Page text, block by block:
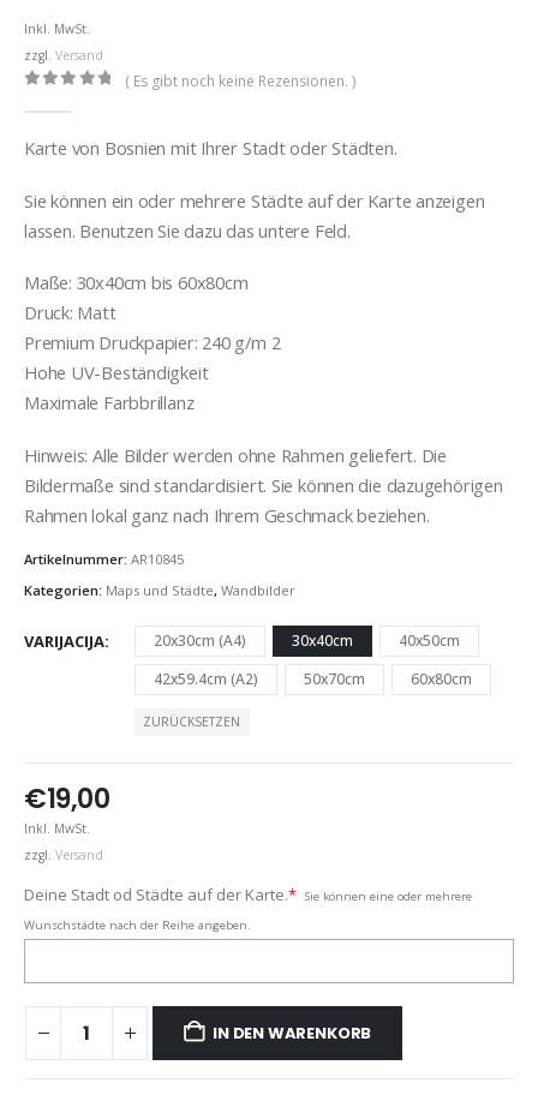
Inkl. MwSt.
zzgl. Versand
( Es gibt noch keine Rezensionen. )
Karte von Bosnien mit Ihrer Stadt oder Städten.
Sie können ein oder mehrere Städte auf der Karte anzeigen
lassen. Benutzen Sie dazu das untere Feld.
Maße: 30x40cm bis 60x80cm
Druck: Matt
Premium Druckpapier: 240 g/m 2
Hohe UV-Beständigkeit
Maximale Farbbrillanz
Hinweis: Alle Bilder werden ohne Rahmen geliefert. Die
Bildermaße sind standardisiert. Sie können die dazugehörigen
Rahmen lokal ganz nach Ihrem Geschmack beziehen.
Artikelnummer: AR10845
Kategorien: Maps und Städte, Wandbilder
VARIJACIJA 20x30cm (A4) 30x40cm
40x50cm
42x59.4cm (A2)
50x70cm 60x80cm
ZURÜCKSETZEN
€19,00
Inkl. MwSt.
zzgl. Versand
Deine Stadt od Städte auf der Karte.* Sie können eine oder mehrere
Wunschstädte nach der Reihe angeben.
IN DEN WARENKORB